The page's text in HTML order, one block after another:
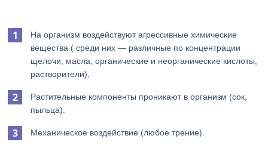
На организм воздействуют агрессивные химические
вещества ( среди них — различные по концентрации
щелочи, масла, органические и неорганические кислоты,
растворители).
Растительные компоненты проникают в организм (сок,
пыльца).
Механическое воздействие (любое трение).